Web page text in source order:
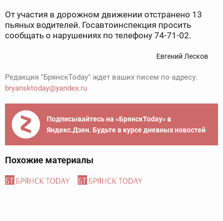
От участия в дорожном движении отстранено 13
пьяных водителей. Госавтоинспекция просить
сообщать о нарушениях по телефону 74-71-02.
Евгений Лесков
Редакция "БрянскToday" ждет ваших писем по адресу:
bryansktoday@yandex.ru
Подписывайтесь на «БрянскToday» в
Яндекс.Дзен. Будьте в курсе дневных новостей
Похожие материалы